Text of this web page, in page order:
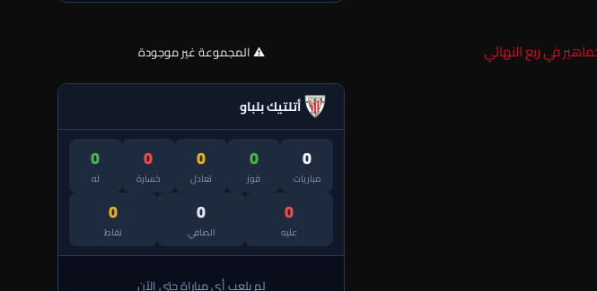
في ربع النهائي ⚠️ المجموعة غير موجودة
أتلتيك بلباو
0
مباريات
0
فوز
0
تعادل
0
خسارة
0
له
0
عليه
0
الصافي
0
نقاط
لم يلعب أي مباراة حتى الآن